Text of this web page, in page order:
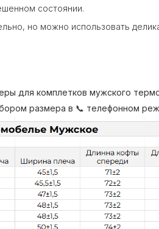
состоянии.
но можно использовать
для комплетков мужского
размера в 📞 телефонном